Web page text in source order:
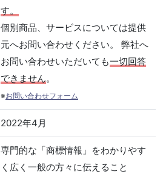
す。
個別商品、サービスについては提供
元へお問い合わせください。 弊社へ
お問い合わせいただいても一切回答
できません。
※お問い合わせフォーム
2022年4月
専門的な「商標情報」をわかりやす
く広く一般の方々に伝えること